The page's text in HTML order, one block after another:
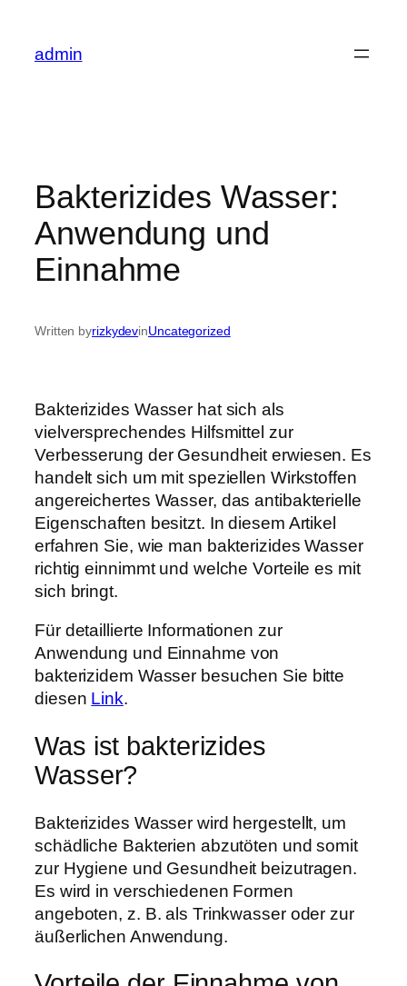
content
admin
Bakterizides Wasser:
Anwendung und
Einnahme
Written byrizkydevinUncategorized
Bakterizides Wasser hat sich als
vielversprechendes Hilfsmittel zur
Verbesserung der Gesundheit erwiesen. Es
handelt sich um mit speziellen Wirkstoffen
angereichertes Wasser, das antibakterielle
Eigenschaften besitzt. In diesem Artikel
erfahren Sie, wie man bakterizides Wasser
richtig einnimmt und welche Vorteile es mit
sich bringt.
Für detaillierte Informationen zur
Anwendung und Einnahme von
bakterizidem Wasser besuchen Sie bitte
diesen Link.
Was ist bakterizides
Wasser?
Bakterizides Wasser wird hergestellt, um
schädliche Bakterien abzutöten und somit
zur Hygiene und Gesundheit beizutragen.
Es wird in verschiedenen Formen
angeboten, z. B. als Trinkwasser oder zur
äußerlichen Anwendung.